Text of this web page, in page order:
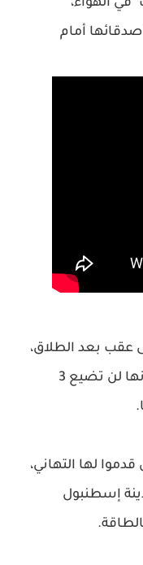
في الهواء،
أمام
عقب بعد الطلاق،
ولن تكون تقليدية كما كانت، مبينة أنها لن تضيع 3
لها التهاني،
إسطنبول